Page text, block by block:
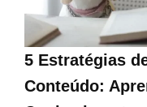
5 Estratégias
Conteúdo: